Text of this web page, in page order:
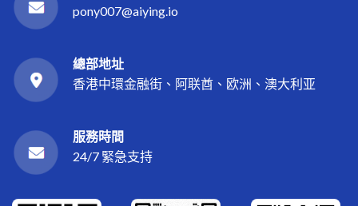
pony007@aiying.io
總部地址
香港中環金融街、阿联酋、欧洲、澳大利亚
服務時間
24/7 緊急支持